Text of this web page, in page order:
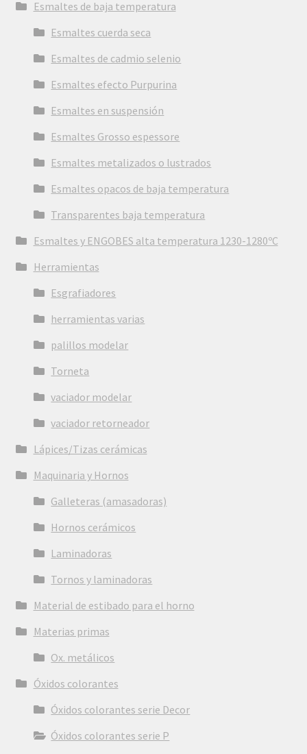
Esmaltes de baja temperatura
Esmaltes cuerda seca
Esmaltes de cadmio selenio
Esmaltes efecto Purpurina
Esmaltes en suspensión
Esmaltes Grosso espessore
Esmaltes metalizados o lustrados
Esmaltes opacos de baja temperatura
Transparentes baja temperatura
Esmaltes y ENGOBES alta temperatura 1230-1280ºC
Herramientas
Esgrafiadores
herramientas varias
palillos modelar
Torneta
vaciador modelar
vaciador retorneador
Lápices/Tizas cerámicas
Maquinaria y Hornos
Galleteras (amasadoras)
Hornos cerámicos
Laminadoras
Tornos y laminadoras
Material de estibado para el horno
Materias primas
Ox. metálicos
Óxidos colorantes
Óxidos colorantes serie Decor
Óxidos colorantes serie P